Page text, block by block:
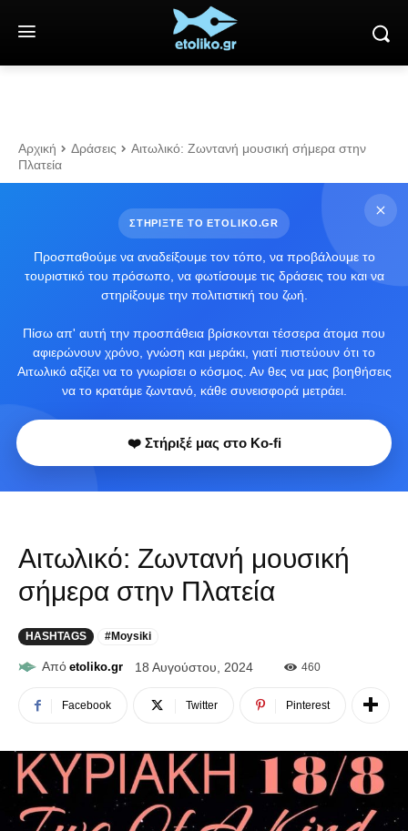
Αρχική Δράσεις
Αιτωλικό: Ζωντανή μουσική σήμερα στην
Πλατεία
ΣΤΗΡΙΞΤΕ ΤΟ ETOLIKO.GR
Προσπαθούμε να αναδείξουμε τον τόπο, να προβάλουμε το
τουριστικό του πρόσωπο, να φωτίσουμε τις δράσεις του και να
στηρίξουμε την πολιτιστική του ζωή.
Πίσω απ' αυτή την προσπάθεια βρίσκονται τέσσερα άτομα που
αφιερώνουν χρόνο, γνώση και μεράκι, γιατί πιστεύουν ότι το
Αιτωλικό αξίζει να το γνωρίσει ο κόσμος. Αν θες να μας βοηθήσεις
να το κρατάμε ζωντανό, κάθε συνεισφορά μετράει.
❤️ Στήριξέ μας στο Ko-fi
Αιτωλικό: Ζωντανή μουσική
σήμερα στην Πλατεία
HASHTAGS #Moysiki
Από etoliko.gr 18 Αυγούστου, 2024 460
Facebook Twitter Pinterest